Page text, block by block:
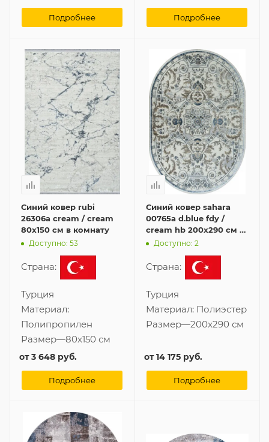
Подробнее Подробнее
Синий ковер rubi
26306a cream / cream
80x150 см в комнату
Доступно: 53
Страна:
Турция
Материал:
Полипропилен
Размер—80x150 см
от3 648 руб.
Подробнее
Синий ковер sahara
00765a d.blue fdy /
cream hb 200x290 см в
комнату
Доступно: 2
Страна:
Турция
Материал: Полиэстер
Размер—200x290 см
от14 175 руб.
Подробнее